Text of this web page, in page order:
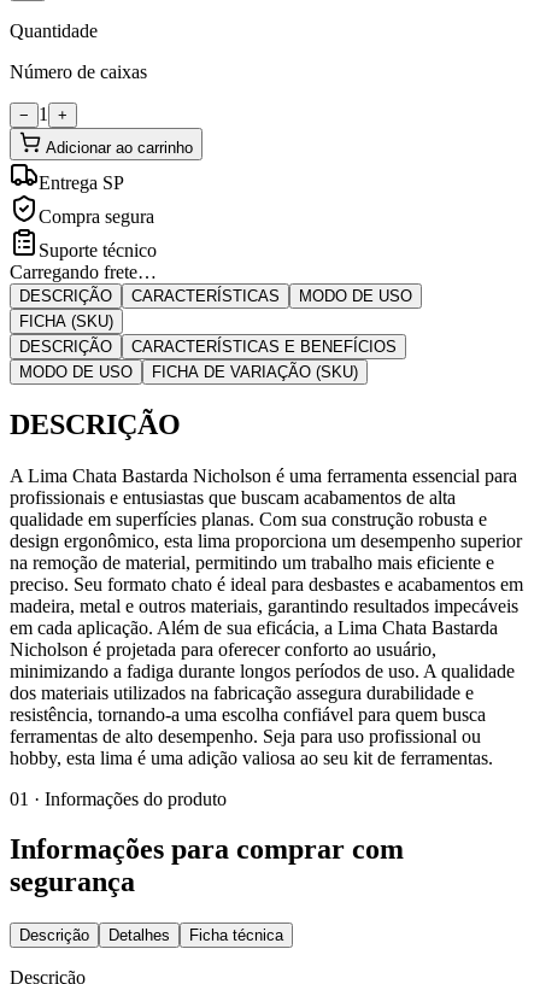
Quantidade
Número de caixas
− 1
+
Adicionar ao carrinho
Entrega SP
Compra segura
Suporte técnico
Carregando frete…
DESCRIÇÃO CARACTERÍSTICAS
MODO DE USO
FICHA (SKU)
DESCRIÇÃO
CARACTERÍSTICAS E BENEFÍCIOS
MODO DE USO
FICHA DE VARIAÇÃO (SKU)
DESCRIÇÃO
A Lima Chata Bastarda Nicholson é uma ferramenta essencial para
profissionais e entusiastas que buscam acabamentos de alta
qualidade em superfícies planas. Com sua construção robusta e
design ergonômico, esta lima proporciona um desempenho superior
na remoção de material, permitindo um trabalho mais eficiente e
preciso. Seu formato chato é ideal para desbastes e acabamentos em
madeira, metal e outros materiais, garantindo resultados impecáveis
em cada aplicação. Além de sua eficácia, a Lima Chata Bastarda
Nicholson é projetada para oferecer conforto ao usuário,
minimizando a fadiga durante longos períodos de uso. A qualidade
dos materiais utilizados na fabricação assegura durabilidade e
resistência, tornando-a uma escolha confiável para quem busca
ferramentas de alto desempenho. Seja para uso profissional ou
hobby, esta lima é uma adição valiosa ao seu kit de ferramentas.
01 · Informações do produto
Informações para comprar com
segurança
Descrição Detalhes Ficha técnica
Descrição